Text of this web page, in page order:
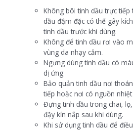
Không bôi tinh dầu trực
dầu đậm đặc có thể gây
tinh dầu trước khi dùng.
Không để tinh dầu rơi vào
vùng da nhạy cảm.
Ngưng dùng tinh dầu có
dị ứng
Bảo quản tinh dầu nơi
tiếp hoặc nơi có nguồn nhiệt
Đựng tinh dầu trong chai,
đậy kín nắp sau khi dùng.
Khi sử dụng tinh dầu để